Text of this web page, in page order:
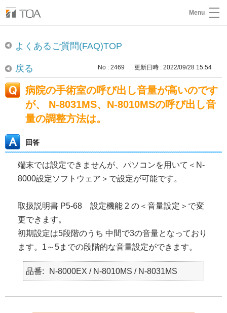
Menu
よくあるご質問(FAQ)TOP
戻る No : 2469 更新日時 : 2022/09/28 15:54
病院の手術室の呼び出し音量が高いのです
が、 N-8031MS、N-8010MSの呼び出し音
量の調整方法は。
回答
端末では設定できませんが、パソコンを用いて＜N-
8000設定ソフトウェア＞で設定が可能です。
取扱説明書 P5-68 設定機能 2 の＜音量設定＞で変
更できます。
初期設定は5段階のうち 中間で3の音量となっており
ます。1～5までの段階的な音量設定ができます。
品番 N-8000EX / N-8010MS / N-8031MS